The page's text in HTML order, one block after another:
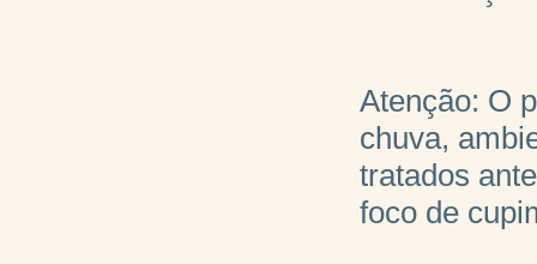
Atenção: O
chuva,
tratados
foco de